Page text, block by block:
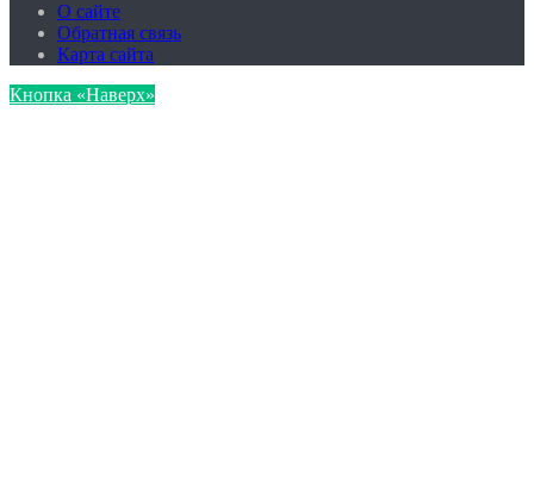
О сайте
Обратная связь
Карта сайта
Кнопка «Наверх»